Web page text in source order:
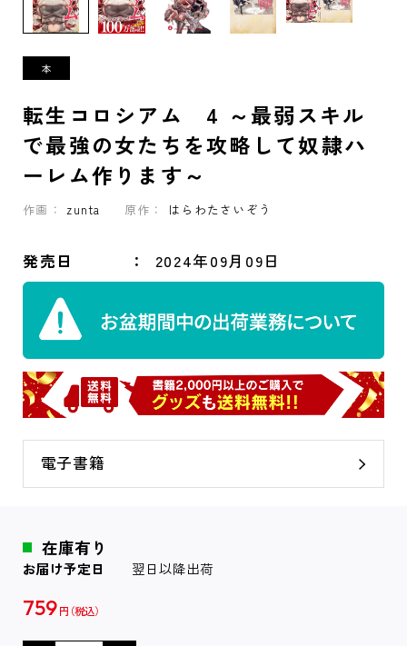
転生コロシアム 4 ～最弱スキル
で最強の女たちを攻略して奴隷ハ
ーレム作ります～
作画： zunta 原作： はらわたさいぞう
発売日 2024年09月09日
電子書籍
在庫有り
お届け予定日 翌日以降出荷
759 円